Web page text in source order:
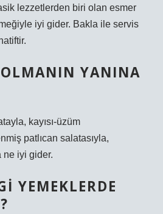
lezzetlerden biri olan esmer
iyi gider. Bakla ile servis
YANINA
kayısı-üzüm
patlıcan salatasıyla,
ne iyi gider.
YEMEKLERDE